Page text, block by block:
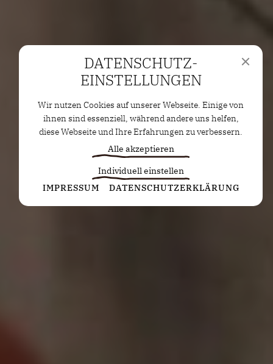
DATENSCHUTZ­
EINSTELLUNGEN
Wir nutzen Cookies auf unserer Webseite. Einige von
ihnen sind essenziell, während andere uns helfen,
diese Webseite und Ihre Erfahrungen zu verbessern.
Alle akzeptieren
Individuell einstellen
Statistiken
Diese Cookies erfassen anonyme Statistiken. Diese
IMPRESSUM DATENSCHUTZERKLÄRUNG